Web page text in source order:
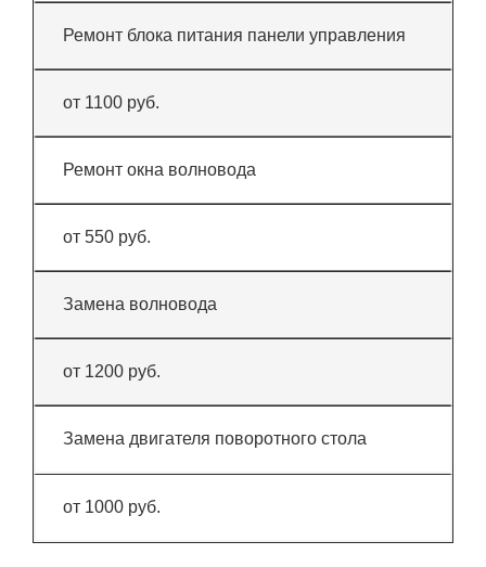
Ремонт блока питания панели управления
от 1100 руб.
Ремонт окна волновода
от 550 руб.
Замена волновода
от 1200 руб.
Замена двигателя поворотного стола
от 1000 руб.